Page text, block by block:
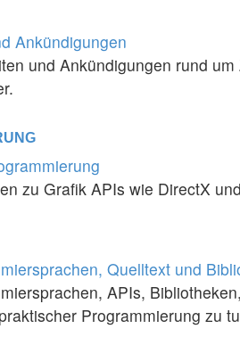
Ankündigungen
und Ankündigungen rund
zu Grafik APIs wie DirectX
Quelltext und
APIs,
Programmierung zu